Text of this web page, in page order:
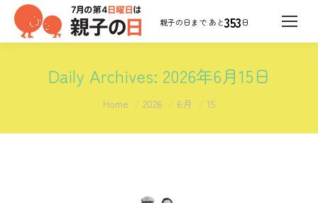
353日
Daily Archives: 2026年6月15日
You are here:
Home 2026 6月 15